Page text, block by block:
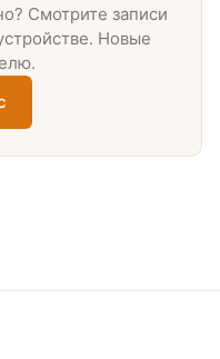
Смотрите записи
Новые